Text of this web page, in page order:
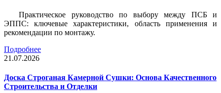
Практическое руководство по выбору между ПСБ и
ЭППС: ключевые характеристики, область применения и
рекомендации по монтажу.
Подробнее
21.07.2026
Доска Строганая Камерной Сушки: Основа Качественного
Строительства и Отделки